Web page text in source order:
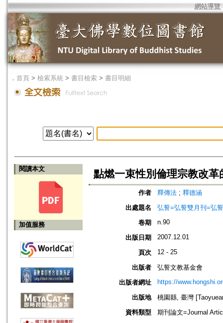
網站導覽
． 首頁 > 檢索系統 > 書目檢索 > 書目明細
閱讀本文
加值服務
點燃一束性別倫理宗教改
作者 釋傳法 ; 釋德涵
出處題名
弘誓=弘誓雙月刊=弘
卷期
n.90
出版日期 2007.12.01
頁次 12 - 25
出版者
弘誓文教基金會
出版者網址
https://
出版地
桃園縣, 臺灣
資料類型
期刊論文=Journal